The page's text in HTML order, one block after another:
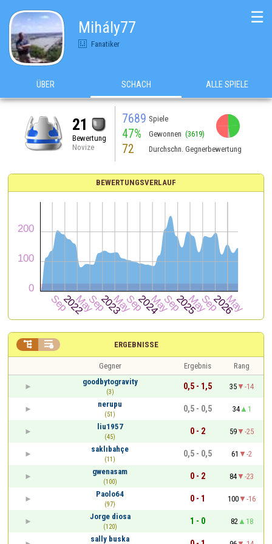
Mihály77
Fanatiker
☰
ÜBER SCHACH ALLE SPIELE
21
Bewertung
Novize
7689 Spiele
47% Gewonnen (3619)
72 Durchschn. Gegnerbewertung
BEWERTUNGSVERLAUF
ERGEBNISSE
 
Gegner Ergebnis
Rang
goodbytogravity
(3)
0,5 - 1,5 35
-14
nerupu
(51)
0,5 - 0,5 34
1
liu1957
(45)
0 - 2 59
-25
saklıbahçe
(11)
0,5 - 0,5 61
-2
gwenasam
(100)
0 - 2 84
-23
Paolo64
(97)
0 - 1 100
-16
Jorge diosa
(120)
1 - 0 82
18
sally buska